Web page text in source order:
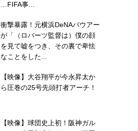
…FIFA事...
衝撃暴露！元横浜DeNAバウアー
が「（ロバーツ監督は）僕の顔
を見て嘘をつき、その裏で卑怯
なことをした...
【映像】大谷翔平が今永昇太か
ら圧巻の25号先頭打者アーチ！
【映像】球団史上初！阪神ガル